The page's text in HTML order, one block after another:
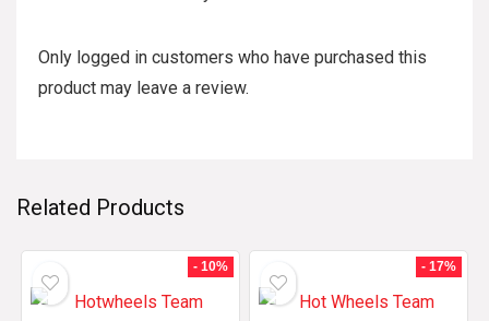
Only logged in customers who have purchased this
product may leave a review.
Related Products
- 10% - 17%